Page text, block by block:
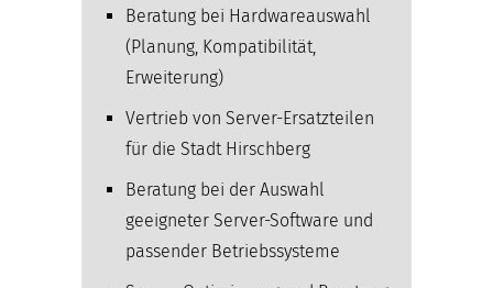
Beratung bei Hardwareauswahl
(Planung, Kompatibilität,
Erweiterung)
Vertrieb von Server-Ersatzteilen
für die Stadt Hirschberg
Beratung bei der Auswahl
geeigneter Server-Software und
passender Betriebssysteme